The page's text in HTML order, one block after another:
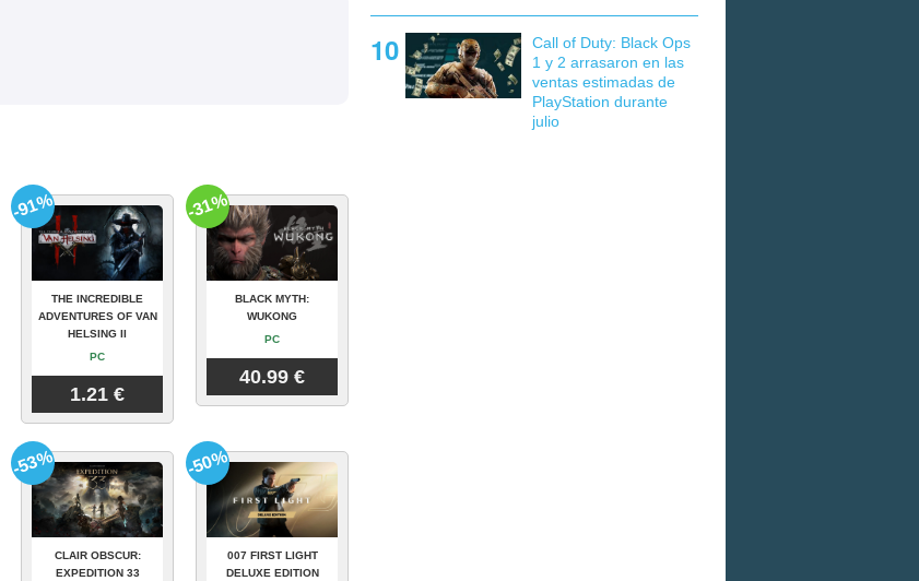
THE INCREDIBLE
ADVENTURES OF VAN
HELSING II
PC
1.21 €
-91%
BLACK MYTH:
WUKONG
PC
40.99 €
-31%
CLAIR OBSCUR:
EXPEDITION 33
-53%
007 FIRST LIGHT
DELUXE EDITION
-50%
Call of Duty: Black Ops
1 y 2 arrasaron en las
ventas estimadas de
PlayStation durante
julio